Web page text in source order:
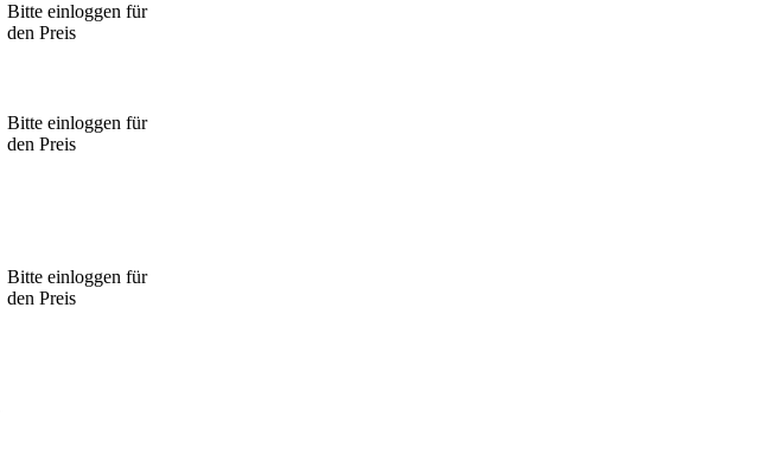
Bitte einloggen für
den Preis
Bitte einloggen für
den Preis
Bitte einloggen für
den Preis